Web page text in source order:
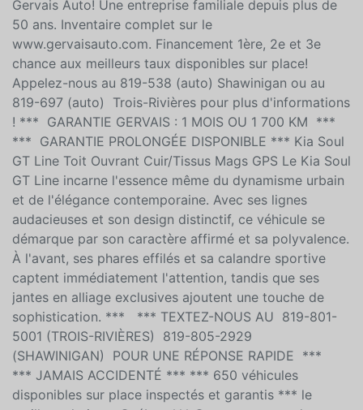
disponibles sur place inspectés et garantis *** le
meilleur choix au Québec *** Osez comparer chez
Gervais Auto! Une entreprise familiale depuis plus de
50 ans. Inventaire complet sur le
www.gervaisauto.com. Financement 1ère, 2e et 3e
chance aux meilleurs taux disponibles sur place!
Appelez-nous au 819-538 (auto) Shawinigan ou au
819-697 (auto) Trois-Rivières pour plus d'informations
! *** GARANTIE GERVAIS : 1 MOIS OU 1 700 KM ***
*** GARANTIE PROLONGÉE DISPONIBLE *** Kia Soul
GT Line Toit Ouvrant Cuir/Tissus Mags GPS Le Kia Soul
GT Line incarne l'essence même du dynamisme urbain
et de l'élégance contemporaine. Avec ses lignes
audacieuses et son design distinctif, ce véhicule se
démarque par son caractère affirmé et sa polyvalence.
À l'avant, ses phares effilés et sa calandre sportive
captent immédiatement l'attention, tandis que ses
jantes en alliage exclusives ajoutent une touche de
sophistication. *** *** TEXTEZ-NOUS AU 819-801-
5001 (TROIS-RIVIÈRES) 819-805-2929
(SHAWINIGAN) POUR UNE RÉPONSE RAPIDE ***